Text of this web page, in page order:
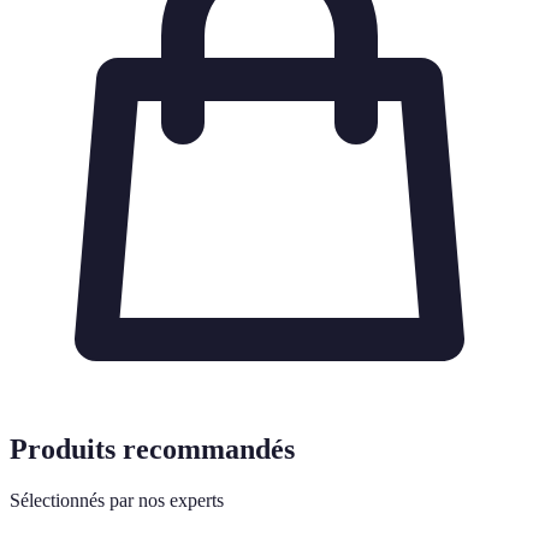
Produits recommandés
Sélectionnés par nos experts